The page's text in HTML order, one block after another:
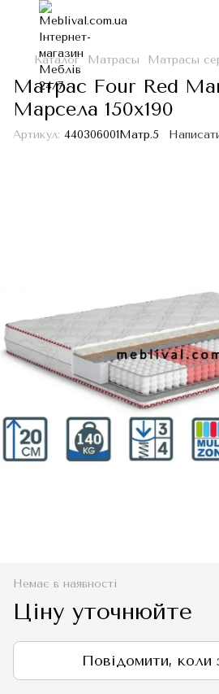
Каталог Матрасы Матрасы
Матрас Four Red
Марсела 150х190
Артикул: 440306001Матр.5
Немає в наявності
Ціну уточнюйте
Повідомити, коли